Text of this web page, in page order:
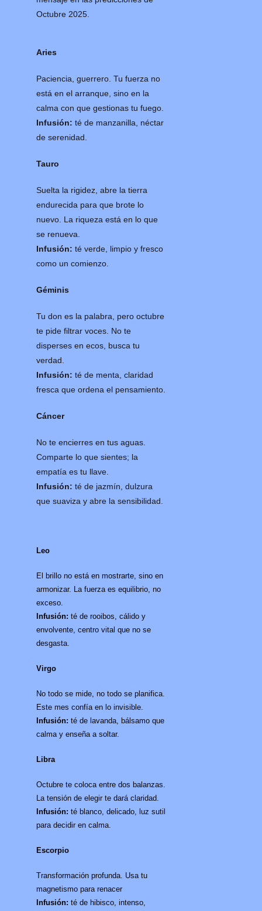
Octubre 2025.
Aries
Paciencia, guerrero. Tu fuerza no
está en el arranque, sino en la
calma con que gestionas tu fuego.
Infusión: té de manzanilla, néctar
de serenidad.
Tauro
Suelta la rigidez, abre la tierra
endurecida para que brote lo
nuevo. La riqueza está en lo que
se renueva.
Infusión: té verde, limpio y fresco
como un comienzo.
Géminis
Tu don es la palabra, pero octubre
te pide filtrar voces. No te
disperses en ecos, busca tu
verdad.
Infusión: té de menta, claridad
fresca que ordena el pensamiento.
Cáncer
No te encierres en tus aguas.
Comparte lo que sientes; la
empatía es tu llave.
Infusión: té de jazmín, dulzura
que suaviza y abre la sensibilidad.
Leo
El brillo no está en mostrarte, sino en
armonizar. La fuerza es equilibrio, no
exceso.
Infusión: té de rooibos, cálido y
envolvente, centro vital que no se
desgasta.
Virgo
No todo se mide, no todo se planifica.
Este mes confía en lo invisible.
Infusión: té de lavanda, bálsamo que
calma y enseña a soltar.
Libra
Octubre te coloca entre dos balanzas.
La tensión de elegir te dará claridad.
Infusión: té blanco, delicado, luz sutil
para decidir en calma.
Escorpio
Transformación profunda. Usa tu
magnetismo para renacer
Infusión: té de hibisco, intenso,